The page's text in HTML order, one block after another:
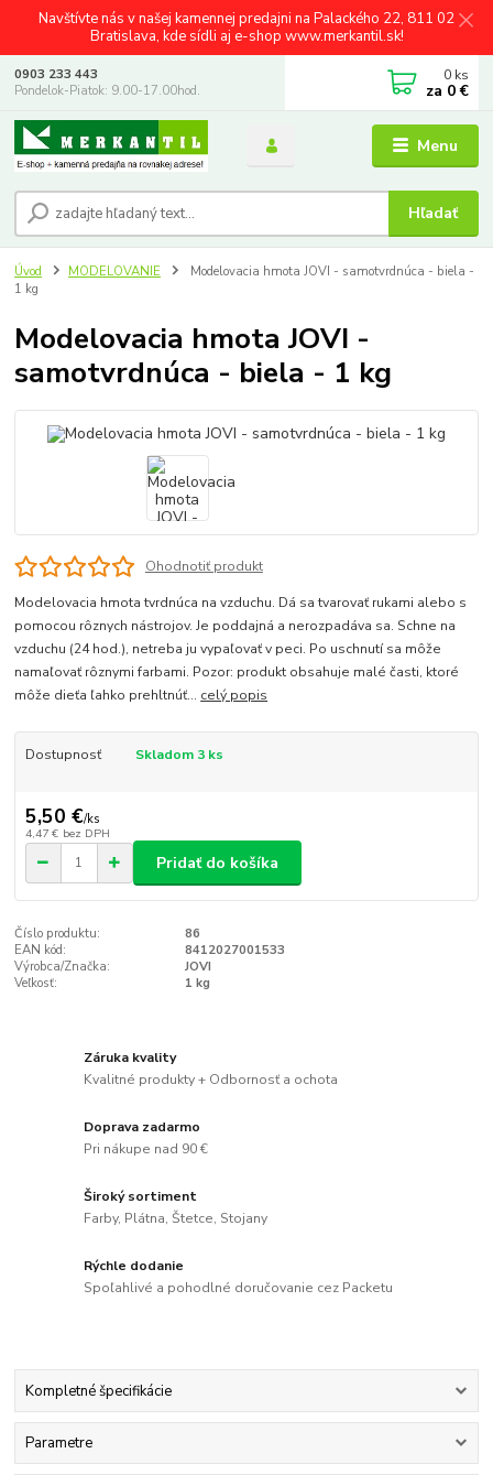
Navštívte nás v našej kamennej predajni na Palackého 22, 811 02
Bratislava, kde sídli aj e-shop www.merkantil.sk!
Menu
Hľadať
0903 233 443
Pondelok-Piatok: 9.00-17.00hod.
0 ks
za 0 €
Úvod MODELOVANIE
Modelovacia hmota JOVI - samotvrdnúca - biela -
1 kg
Modelovacia hmota JOVI -
samotvrdnúca - biela - 1 kg
Ohodnotiť produkt
Modelovacia hmota tvrdnúca na vzduchu. Dá sa tvarovať rukami alebo s
pomocou rôznych nástrojov. Je poddajná a nerozpadáva sa. Schne na
vzduchu (24 hod.), netreba ju vypaľovať v peci. Po uschnutí sa môže
namaľovať rôznymi farbami. Pozor: produkt obsahuje malé časti, ktoré
môže dieťa ľahko prehltnúť... celý popis
Dostupnosť Skladom 3 ks
5,50 €/ks
4,47 € bez DPH
Pridať do košíka
Číslo produktu:
86
EAN kód:
8412027001533
Výrobca/Značka:
JOVI
Veľkosť:
1 kg
Záruka kvality
Kvalitné produkty + Odbornosť a ochota
Doprava zadarmo
Pri nákupe nad 90 €
Široký sortiment
Farby, Plátna, Štetce, Stojany
Rýchle dodanie
Spoľahlivé a pohodlné doručovanie cez Packetu
Kompletné špecifikácie
Parametre